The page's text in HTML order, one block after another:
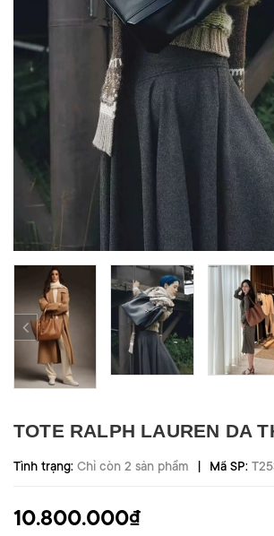
TOTE RALPH LAUREN DA
Tình trạng: Chỉ còn 2 sản phẩm | Mã SP:
10.800.000₫